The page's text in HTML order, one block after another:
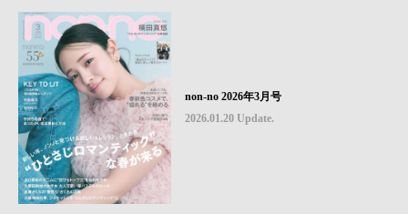
non-no 2026年3月号
2026.01.20 Update.